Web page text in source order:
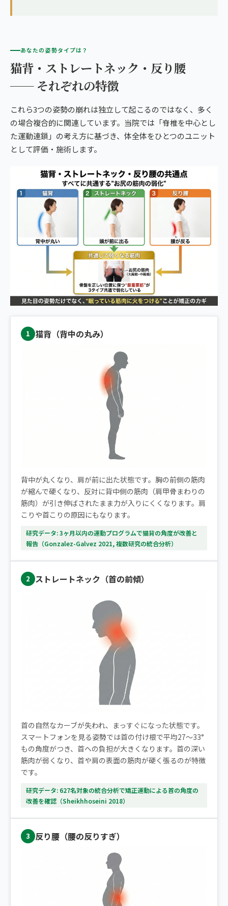
あなたの姿勢タイプは？
猫背・ストレートネック・反り腰
── それぞれの特徴
これら3つの姿勢の崩れは独立して起こるのではなく、多く
の場合複合的に関連しています。当院では「脊椎を中心とし
た運動連鎖」の考え方に基づき、体全体をひとつのユニット
として評価・施術します。
1 猫背（背中の丸み）
背中が丸くなり、肩が前に出た状態です。胸の前側の筋肉
が縮んで硬くなり、反対に背中側の筋肉（肩甲骨まわりの
筋肉）が引き伸ばされたまま力が入りにくくなります。肩
こりや首こりの原因にもなります。
研究データ: 3ヶ月以内の運動プログラムで猫背の角度が改善と
報告（Gonzalez-Galvez 2021, 複数研究の統合分析）
2 ストレートネック（首の前傾）
首の自然なカーブが失われ、まっすぐになった状態です。
スマートフォンを見る姿勢では首の付け根で平均27〜33°
もの角度がつき、首への負担が大きくなります。首の深い
筋肉が弱くなり、首や肩の表面の筋肉が硬く張るのが特徴
です。
研究データ: 627名対象の統合分析で矯正運動による首の角度の
改善を確認（Sheikhhoseini 2018）
3 反り腰（腰の反りすぎ）